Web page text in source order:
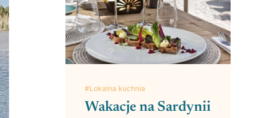
#Lokalna kuchnia
Wakacje na Sardynii